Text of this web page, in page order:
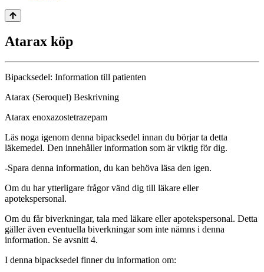
Atarax köp
Bipacksedel: Information till patienten
Atarax (Seroquel) Beskrivning
Atarax enoxazostetrazepam
Läs noga igenom denna bipacksedel innan du börjar ta detta
läkemedel. Den innehåller information som är viktig för dig.
-Spara denna information, du kan behöva läsa den igen.
Om du har ytterligare frågor vänd dig till läkare eller
apotekspersonal.
Om du får biverkningar, tala med läkare eller apotekspersonal. Detta
gäller även eventuella biverkningar som inte nämns i denna
information. Se avsnitt 4.
I denna bipacksedel finner du information om: